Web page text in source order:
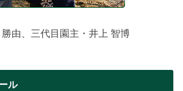
由、三代目園主・井上 智博
ル